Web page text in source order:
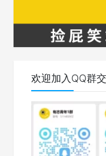
欢迎加入QQ群